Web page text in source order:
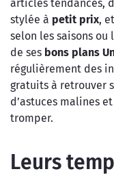
articles tendances,
stylée à petit prix,
selon les saisons ou
de ses bons plans
régulièrement des
gratuits à retrouver
d’astuces malines
tromper.
Leurs